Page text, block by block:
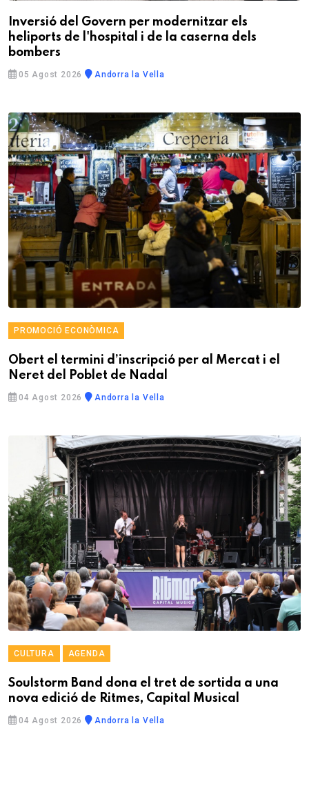
Inversió del Govern per modernitzar els
heliports de l'hospital i de la caserna dels
bombers
05 Agost 2026 Andorra la Vella
PROMOCIÓ ECONÒMICA
Obert el termini d’inscripció per al Mercat i el
Neret del Poblet de Nadal
04 Agost 2026 Andorra la Vella
CULTURA AGENDA
Soulstorm Band dona el tret de sortida a una
nova edició de Ritmes, Capital Musical
04 Agost 2026 Andorra la Vella